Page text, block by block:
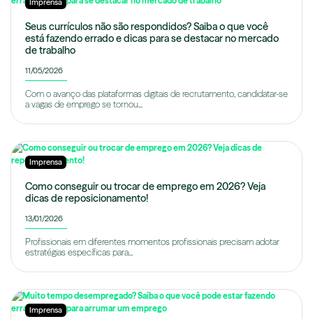
Imprensa
Seus currículos não são respondidos? Saiba o que você
está fazendo errado e dicas para se destacar no mercado
de trabalho
11/05/2026
Com o avanço das plataformas digitais de recrutamento, candidatar-se
a vagas de emprego se tornou...
Imprensa
Como conseguir ou trocar de emprego em 2026? Veja
dicas de reposicionamento!
13/01/2026
Profissionais em diferentes momentos profissionais precisam adotar
estratégias específicas para...
Imprensa